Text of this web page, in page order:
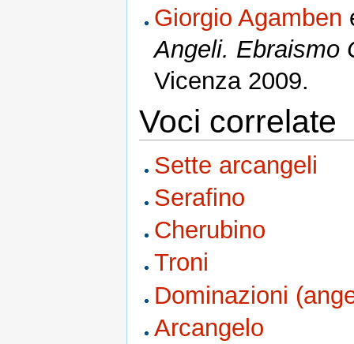
Giorgio Agamben
Angeli. Ebraismo
Vicenza 2009.
Voci correlate
Sette arcangeli
Serafino
Cherubino
Troni
Dominazioni
Arcangelo